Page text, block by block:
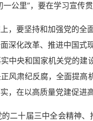
公里”，要在学习宣传
，要坚持和加强党的
深化改革、推进中国
中央和国家机关党的
风肃纪反腐，全面提高
，在以高质量党建促进
二十届三中全会精神